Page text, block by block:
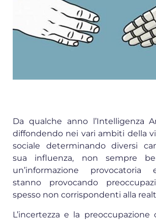
Da qualche anno l’Intelligenza
diffondendo nei vari ambiti della
sociale determinando diversi
sua influenza, non sempre
un’informazione provocatoria
stanno provocando
spesso non corrispondenti alla
L’incertezza e la